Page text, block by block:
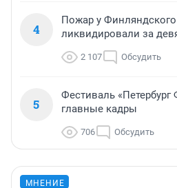
4
Пожар у
ликвидировали за
2 107 Обсудить
5
Фестиваль «Петербург
главные кадры
706 Обсудить
МНЕНИЕ